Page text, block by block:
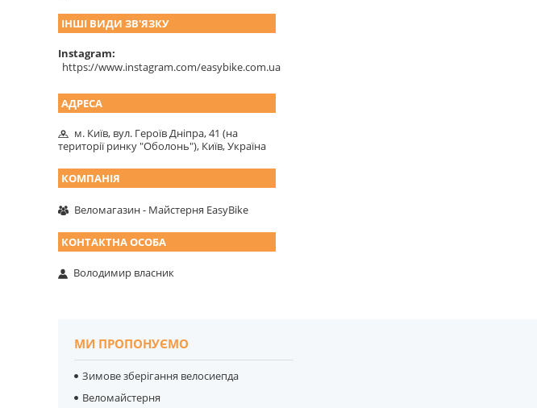
ІНШІ ВИДИ ЗВ'ЯЗКУ
Instagram
https://www.instagram.com/easybike.com.ua
м. Київ, вул. Героїв Дніпра, 41 (на
території ринку "Оболонь"), Київ, Україна
Веломагазин - Майстерня EasyBike
Володимир власник
МИ ПРОПОНУЄМО
Зимове зберігання велосиепда
Веломайстерня